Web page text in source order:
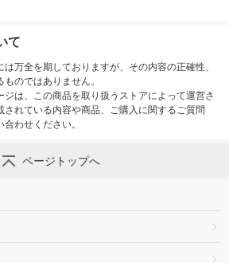
て
万全を期しておりますが、その内容の正確性、
のではありません。
は、この商品を取り扱うストアによって運営さ
されている内容や商品、ご購入に関するご質問
わせください。
ページトップへ